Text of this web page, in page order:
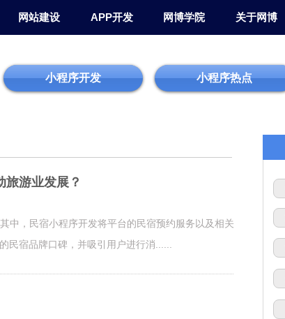
网站建设 APP开发 网博学院 关于网博
小程序开发 小程序热点
旅游业发展？
中，民宿小程序开发将平台的民宿预约服务以及相关
民宿品牌口碑，并吸引用户进行消......